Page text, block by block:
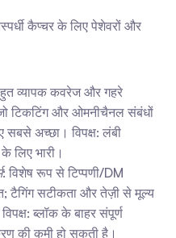
कैप्चर के लिए पेशेवरों और
व्यापक कवरेज और गहरे
टिकटिंग और ओमनीचैनल संबंधों
अच्छा। विपक्ष: लंबी
लिए भारी।
: विशेष रूप से टिप्पणी/DM
टैगिंग सटीकता और तेज़ी से मूल्य
ब्लॉक के बाहर संपूर्ण
की कमी हो सकती है।